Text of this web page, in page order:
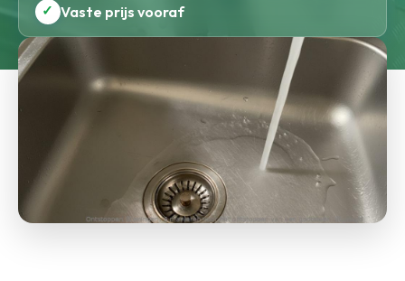
✓ Vaste prijs vooraf